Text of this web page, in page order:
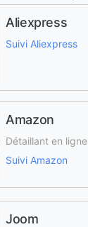
Aliexpress
Suivi Aliexpress
Amazon
Détaillant en ligne
Suivi Amazon
Joom